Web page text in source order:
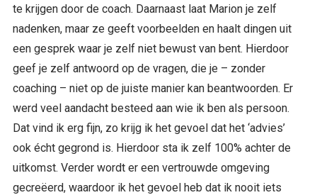
te krijgen door de coach. Daarnaast laat Marion je zelf
nadenken, maar ze geeft voorbeelden en haalt dingen uit
een gesprek waar je zelf niet bewust van bent. Hierdoor
geef je zelf antwoord op de vragen, die je – zonder
coaching – niet op de juiste manier kan beantwoorden. Er
werd veel aandacht besteed aan wie ik ben als persoon.
Dat vind ik erg fijn, zo krijg ik het gevoel dat het ‘advies’
ook écht gegrond is. Hierdoor sta ik zelf 100% achter de
uitkomst. Verder wordt er een vertrouwde omgeving
gecreëerd, waardoor ik het gevoel heb dat ik nooit iets